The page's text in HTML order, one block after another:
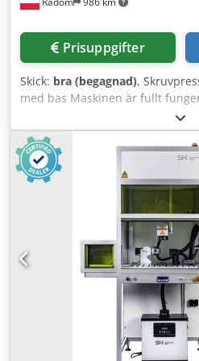
löpmeter hyllor kan levereras
omedelbart tillgängliga • 30–50
anländer varje vecka för
pallhyllor, tunga hyllor, höga
för däck eller hyllor för IBC-
monterar i hela Europa med vårt
CAD-planering, transport,
TOPP-VARUMÄRKEN BEGAGNADE
KONKURSFÖRSÄLJNING: • SSI
Lagertechnik, R 3000, PR 600,
MPB, Typ E, tung hylla
Euronorm, Bito RK 4209, Schäfer
Schäfer LF 533, Familog SP 6428,
Schäfer KLT 3214, UTZ SILAFIX 3Z,
Konsolhyllor (Elvedi konsolhyllor,
Meta, Bito, Galler, Nedcon, Voest
Ramada, Bauer, Ohrner 🔨 VÅR
ONLINE-AUKTIONER &
och tömningsuppdrag erbjuder
Prisuppgifter
Skick: bra (begagnad),
med bas Maskinen är fullt
Format: 400×300 mm Tryck: 3
Dcjdpszdat Rjfx Apdek